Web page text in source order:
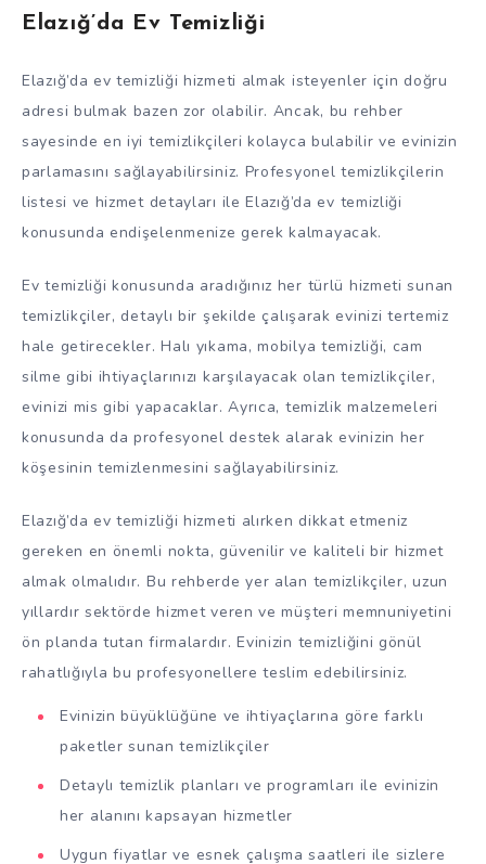
Elazığ’da Ev Temizliği
Elazığ’da ev temizliği hizmeti almak isteyenler için doğru
adresi bulmak bazen zor olabilir. Ancak, bu rehber
sayesinde en iyi temizlikçileri kolayca bulabilir ve evinizin
parlamasını sağlayabilirsiniz. Profesyonel temizlikçilerin
listesi ve hizmet detayları ile Elazığ’da ev temizliği
konusunda endişelenmenize gerek kalmayacak.
Ev temizliği konusunda aradığınız her türlü hizmeti sunan
temizlikçiler, detaylı bir şekilde çalışarak evinizi tertemiz
hale getirecekler. Halı yıkama, mobilya temizliği, cam
silme gibi ihtiyaçlarınızı karşılayacak olan temizlikçiler,
evinizi mis gibi yapacaklar. Ayrıca, temizlik malzemeleri
konusunda da profesyonel destek alarak evinizin her
köşesinin temizlenmesini sağlayabilirsiniz.
Elazığ’da ev temizliği hizmeti alırken dikkat etmeniz
gereken en önemli nokta, güvenilir ve kaliteli bir hizmet
almak olmalıdır. Bu rehberde yer alan temizlikçiler, uzun
yıllardır sektörde hizmet veren ve müşteri memnuniyetini
ön planda tutan firmalardır. Evinizin temizliğini gönül
rahatlığıyla bu profesyonellere teslim edebilirsiniz.
Evinizin büyüklüğüne ve ihtiyaçlarına göre farklı
paketler sunan temizlikçiler
Detaylı temizlik planları ve programları ile evinizin
her alanını kapsayan hizmetler
Uygun fiyatlar ve esnek çalışma saatleri ile sizlere